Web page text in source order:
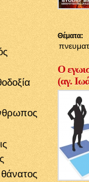
θάνατος
Θέματα:
Ο
(αγ.